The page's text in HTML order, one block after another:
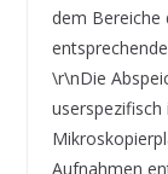
dem
\r\nDie
Aufnahmen